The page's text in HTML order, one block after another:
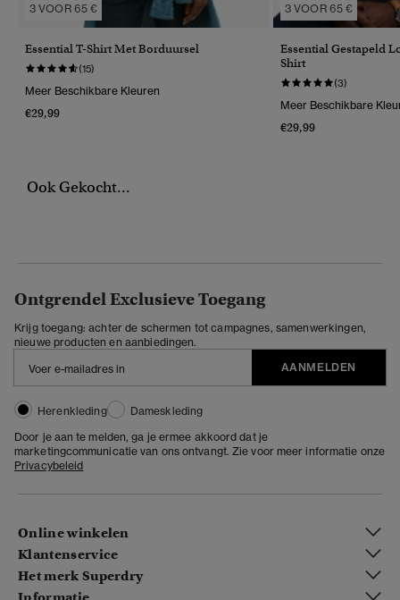
3 VOOR 65 €
Essential T-Shirt Met Borduursel
(15)
Meer Beschikbare Kleuren
€29,99
3 VOOR 65 €
Essential Gestapeld
Shirt
(3)
Meer Beschikbare
€29,99
Ook Gekocht...
Ontgrendel Exclusieve Toegang
Krijg toegang: achter de schermen tot campagnes, samenwerkingen,
nieuwe producten en aanbiedingen.
AANMELDEN
Herenkleding
Dameskleding
Door je aan te melden, ga je ermee akkoord dat je
marketingcommunicatie van ons ontvangt. Zie voor meer informatie onze
Privacybeleid
Online winkelen
Klantenservice
Het merk Superdry